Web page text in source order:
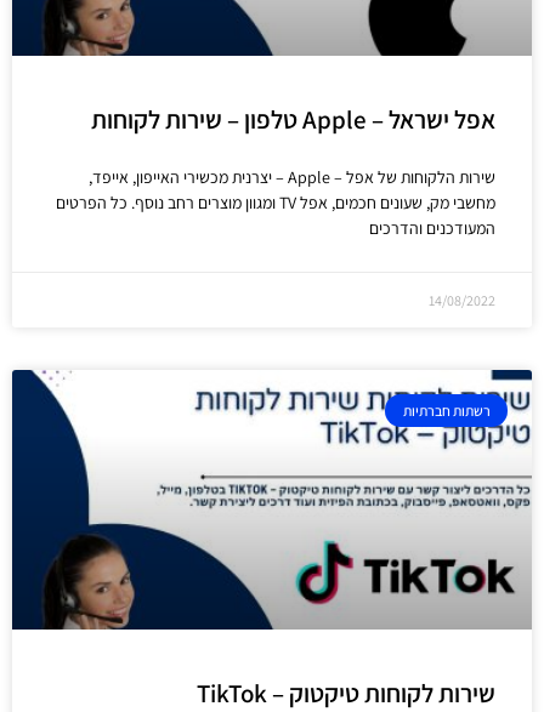
אפל ישראל – Apple טלפון – שירות לקוחות
שירות הלקוחות של אפל – Apple – יצרנית מכשירי האייפון, אייפד,
מחשבי מק, שעונים חכמים, אפל TV ומגוון מוצרים רחב נוסף. כל הפרטים
המעודכנים והדרכים
14/08/2022
רשתות חברתיות
שירות לקוחות טיקטוק – TikTok